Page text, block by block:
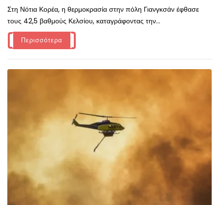
Στη Νότια Κορέα, η θερμοκρασία στην πόλη Γιανγκσάν έφθασε
τους 42,5 βαθμούς Κελσίου, καταγράφοντας την...
Περισσότερα